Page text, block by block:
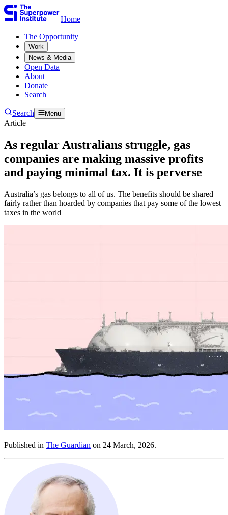
Home
The Opportunity​​​​‌ ‍ ​‍​‍‌‍ ‌ ​‍‌‍‍‌‌‍‌ ‌‍‍‌‌‍ ‍​‍​‍​ ‍‍​‍​‍‌ ​ ‌‍​‌‌‍ ‍‌‍‍‌‌ ‌​‌ ‍‌​‍ ‍‌‍‍‌‌‍ ​‍​‍​‍ ​​‍​‍‌‍‍​‌ ​‍‌‍‌‌‌‍‌‍​‍​‍​ ‍‍​‍​‍‌‍‍​‌ ‌​‌ ‌​‌ ​​​ ‍‍​‍ ​‍ ‌‍ ​‌‍ ‌‍​ ‌‍​‌‌‍ ​‌‍‍​‌‍ ‌ ​ ‌ ‌​​ ‍‍​ ​ ​ ​ ​ ​ ​ ​ ​‍ ‌‍‍‌‌‍ ‍‌ ‌​‌‍‌‌‌‍ ‍‌ ‌​​‍ ‌‍‌‌‌‍‌​‌‍‍‌‌ ‌​​‍ ‌‍ ‌‌‍ ‌‍‌​‌‍‌‌​ ‌‌ ​​‌ ​‍‌‍‌‌‌ ​ ‌‍‌‌‌‍ ‍‌ ‌​‌‍​‌‌ ‌​‌‍‍‌‌‍ ‌‍ ‍​ ‍ ‌‍‍‌‌‍‌​​ ‌​ ​‍​ ‌‍​ ‌‌​ ‌‍​ ​​‌‍‌‌​ ‍​​ ​​​‍ ‌​ ‌ ​ ‌​​ ‌‍​ ‌‌​‍ ‌​ ‌​​ ‍​​ ​ ​ ‍‌​‍ ‌​ ‍​​ ‌‍​ ​‍​ ‍‌​‍ ‌​ ‌‌​ ‌‌​ ‌ ​ ​‍‌‍‌‍​ ‍​​ ​‍​ ‍‌​ ‌‌​ ‍​​ ​​‌‍‌‌​ ‍ ‌ ‌​‌ ‍‌‌ ​​‌‍‌‌​ ‌‌ ​ ‌‍‌‌‌ ‌​‌ ‌​‌‍‍‌‌‍ ‍‌‍‌ ‌ ​ ​ ‍ ‌ ​​‌‍​‌‌ ‌​‌‍‍​​ ‌‌ ​ ‌‍‍‌‌ ‌​‌‍‌‌‌​ ‍‌‍​‌‌ ‌‍‌​‍‌‌ ‌​‌‍‌‌‌‍ ‌‌ ​ ​‍‌‌​ ‌‌‌​​‍‌‌ ‌‍‍ ‌‍‌‌‌ ‍‌​‍‌‌​ ​ ‌​‌​​‍‌‌​ ​ ‌​‌​​‍‌‌​ ​‍​ ​‍‌‍‌‌‌‍​‍‌‍‌‌‌‍​ ‌‍​‍‌‍​‌​ ​​​ ​​​ ​​​ ‌​​ ​​‌‍​ ​‍‌‌​ ​‍​ ​‍​‍‌‌​ ‌‌‌​‌​​‍ ‍‌‍ ​‌‍​‌‌‍​‍‌‍‌‌‌‍ ​​ ‌‍​‍‌‍​‌‌ ​ ‌‍‌‌‌‌‌‌‌ ​‍‌‍ ​​ ‌‌‍‍​‌ ‌​‌ ‌​‌ ​​​‍‌‌​ ​ ‌​​‌​‍‌‌​ ​‍‌​‌‍​‍‌‌​ ​‍‌​‌‍‌‍ ​‌‍ ‌‍​ ‌‍​‌‌‍ ​‌‍‍​‌‍ ‌ ​ ‌ ‌​​‍‌‌​ ​ ‌​​‌​ ​ ​ ​ ​ ​ ​ ​ ​‍‌‍‌‍‍‌‌‍‌​​ ‌​ ​‍​ ‌‍​ ‌‌​ ‌‍​ ​​‌‍‌‌​ ‍​​ ​​​‍ ‌​ ‌ ​ ‌​​ ‌‍​ ‌‌​‍ ‌​ ‌​​ ‍​​ ​ ​ ‍‌​‍ ‌​ ‍​​ ‌‍​ ​‍​ ‍‌​‍ ‌​ ‌‌​ ‌‌​ ‌ ​ ​‍‌‍‌‍​ ‍​​ ​‍​ ‍‌​ ‌‌​ ‍​​ ​​‌‍‌‌​‍‌‍‌ ‌​‌ ‍‌‌ ​​‌‍‌‌​ ‌‌ ​ ‌‍‌‌‌ ‌​‌ ‌​‌‍‍‌‌‍ ‍‌‍‌ ‌ ​ ​‍‌‍‌ ​​‌‍​‌‌ ‌​‌‍‍​​ ‌‌ ​ ‌‍‍‌‌ ‌​‌‍‌‌‌​ ‍‌‍​‌‌ ‌‍‌​‍‌‌ ‌​‌‍‌‌‌‍ ‌‌ ​ ​‍‌‌​ ‌‌‌​​‍‌‌ ‌‍‍ ‌‍‌‌‌ ‍‌​‍‌‌​ ​ ‌​‌​​‍‌‌​ ​ ‌​‌​​‍‌‌​ ​‍​ ​‍‌‍‌‌‌‍​‍‌‍‌‌‌‍​ ‌‍​‍‌‍​‌​ ​​​ ​​​ ​​​ ‌​​ ​​‌‍​ ​‍‌‌​ ​‍​ ​‍​‍‌‌​ ‌‌‌​‌​​‍ ‍‌‍ ​‌‍​‌‌‍​‍‌‍‌‌‌‍ ​​‍‌‍‌ ​​‌‍‌‌‌ ​‍‌ ​ ‌ ​​‌‍‌‌‌‍​ ‌ ‌​‌‍‍‌‌ ‌‍‌‍‌‌​ ‌‌ ​​‌ ‌‌‌‍​‍‌‍ ​‌‍‍‌‌ ​ ‌‍‍​‌‍‌‌‌‍‌​​‍​‍‌ ‌
Work​​​​‌ ‍ ​‍​‍‌‍ ‌ ​‍‌‍‍‌‌‍‌ ‌‍‍‌‌‍ ‍​‍​‍​ ‍‍​‍​‍‌ ​ ‌‍​‌‌‍ ‍‌‍‍‌‌ ‌​‌ ‍‌​‍ ‍‌‍‍‌‌‍ ​‍​‍​‍ ​​‍​‍‌‍‍​‌ ​‍‌‍‌‌‌‍‌‍​‍​‍​ ‍‍​‍​‍‌‍‍​‌ ‌​‌ ‌​‌ ​​​ ‍‍​‍ ​‍ ‌‍ ​‌‍ ‌‍​ ‌‍​‌‌‍ ​‌‍‍​‌‍ ‌ ​ ‌ ‌​​ ‍‍​ ​ ​ ​ ​ ​ ​ ​ ​‍ ‌‍‍‌‌‍ ‍‌ ‌​‌‍‌‌‌‍ ‍‌ ‌​​‍ ‌‍‌‌‌‍‌​‌‍‍‌‌ ‌​​‍ ‌‍ ‌‌‍ ‌‍‌​‌‍‌‌​ ‌‌ ​​‌ ​‍‌‍‌‌‌ ​ ‌‍‌‌‌‍ ‍‌ ‌​‌‍​‌‌ ‌​‌‍‍‌‌‍ ‌‍ ‍​ ‍ ‌‍‍‌‌‍‌​​ ‌​ ​‍​ ‌‍​ ‌‌​ ‌‍​ ​​‌‍‌‌​ ‍​​ ​​​‍ ‌​ ‌ ​ ‌​​ ‌‍​ ‌‌​‍ ‌​ ‌​​ ‍​​ ​ ​ ‍‌​‍ ‌​ ‍​​ ‌‍​ ​‍​ ‍‌​‍ ‌​ ‌‌​ ‌‌​ ‌ ​ ​‍‌‍‌‍​ ‍​​ ​‍​ ‍‌​ ‌‌​ ‍​​ ​​‌‍‌‌​ ‍ ‌ ‌​‌ ‍‌‌ ​​‌‍‌‌​ ‌‌ ​ ‌‍‌‌‌ ‌​‌ ‌​‌‍‍‌‌‍ ‍‌‍‌ ‌ ​ ​ ‍ ‌ ​​‌‍​‌‌ ‌​‌‍‍​​ ‌‌ ​ ‌‍‍‌‌ ‌​‌‍‌‌‌​ ‍‌‍​‌‌ ‌‍‌​‍‌‌ ‌​‌‍‌‌‌‍ ‌‌ ​ ​‍‌‌​ ‌‌‌​​‍‌‌ ‌‍‍ ‌‍‌‌‌ ‍‌​‍‌‌​ ​ ‌​‌​​‍‌‌​ ​ ‌​‌​​‍‌‌​ ​‍​ ​‍​ ‌‌​ ​​‌‍‌‍‌‍​‌‌‍‌​​ ‌‌​ ‌ ‌‍‌‍​ ‌ ‌‍​‌‌‍‌‌​ ​‍​ ‌ ​ ‌​‌‍‌‌​ ‍‌‌‍​ ​ ​​‌‍‌​​ ‍‌​ ​ ​ ‌‌​ ‌‌​ ​‍​ ‌ ​ ‌ ​ ‌‌‌‍‌​‌‍​‌​ ‍‌​ ​​​ ‌ ​‍‌‌​ ​‍​ ​‍​‍‌‌​ ‌‌‌​‌​​‍ ‍‌‍ ​‌‍​‌‌‍​‍‌‍‌‌‌‍ ​​ ‌‍​‍‌‍​‌‌ ​ ‌‍‌‌‌‌‌‌‌ ​‍‌‍ ​​ ‌‌‍‍​‌ ‌​‌ ‌​‌ ​​​‍‌‌​ ​ ‌​​‌​‍‌‌​ ​‍‌​‌‍​‍‌‌​ ​‍‌​‌‍‌‍ ​‌‍ ‌‍​ ‌‍​‌‌‍ ​‌‍‍​‌‍ ‌ ​ ‌ ‌​​‍‌‌​ ​ ‌​​‌​ ​ ​ ​ ​ ​ ​ ​ ​‍‌‍‌‍‍‌‌‍‌​​ ‌​ ​‍​ ‌‍​ ‌‌​ ‌‍​ ​​‌‍‌‌​ ‍​​ ​​​‍ ‌​ ‌ ​ ‌​​ ‌‍​ ‌‌​‍ ‌​ ‌​​ ‍​​ ​ ​ ‍‌​‍ ‌​ ‍​​ ‌‍​ ​‍​ ‍‌​‍ ‌​ ‌‌​ ‌‌​ ‌ ​ ​‍‌‍‌‍​ ‍​​ ​‍​ ‍‌​ ‌‌​ ‍​​ ​​‌‍‌‌​‍‌‍‌ ‌​‌ ‍‌‌ ​​‌‍‌‌​ ‌‌ ​ ‌‍‌‌‌ ‌​‌ ‌​‌‍‍‌‌‍ ‍‌‍‌ ‌ ​ ​‍‌‍‌ ​​‌‍​‌‌ ‌​‌‍‍​​ ‌‌ ​ ‌‍‍‌‌ ‌​‌‍‌‌‌​ ‍‌‍​‌‌ ‌‍‌​‍‌‌ ‌​‌‍‌‌‌‍ ‌‌ ​ ​‍‌‌​ ‌‌‌​​‍‌‌ ‌‍‍ ‌‍‌‌‌ ‍‌​‍‌‌​ ​ ‌​‌​​‍‌‌​ ​ ‌​‌​​‍‌‌​ ​‍​ ​‍​ ‌‌​ ​​‌‍‌‍‌‍​‌‌‍‌​​ ‌‌​ ‌ ‌‍‌‍​ ‌ ‌‍​‌‌‍‌‌​ ​‍​ ‌ ​ ‌​‌‍‌‌​ ‍‌‌‍​ ​ ​​‌‍‌​​ ‍‌​ ​ ​ ‌‌​ ‌‌​ ​‍​ ‌ ​ ‌ ​ ‌‌‌‍‌​‌‍​‌​ ‍‌​ ​​​ ‌ ​‍‌‌​ ​‍​ ​‍​‍‌‌​ ‌‌‌​‌​​‍ ‍‌‍ ​‌‍​‌‌‍​‍‌‍‌‌‌‍ ​​‍‌‍‌ ​​‌‍‌‌‌ ​‍‌ ​ ‌ ​​‌‍‌‌‌‍​ ‌ ‌​‌‍‍‌‌ ‌‍‌‍‌‌​ ‌‌ ​​‌ ‌‌‌‍​‍‌‍ ​‌‍‍‌‌ ​ ‌‍‍​‌‍‌‌‌‍‌​​‍​‍‌ ‌
News & Media​​​​‌ ‍ ​‍​‍‌‍ ‌ ​‍‌‍‍‌‌‍‌ ‌‍‍‌‌‍ ‍​‍​‍​ ‍‍​‍​‍‌ ​ ‌‍​‌‌‍ ‍‌‍‍‌‌ ‌​‌ ‍‌​‍ ‍‌‍‍‌‌‍ ​‍​‍​‍ ​​‍​‍‌‍‍​‌ ​‍‌‍‌‌‌‍‌‍​‍​‍​ ‍‍​‍​‍‌‍‍​‌ ‌​‌ ‌​‌ ​​​ ‍‍​‍ ​‍ ‌‍ ​‌‍ ‌‍​ ‌‍​‌‌‍ ​‌‍‍​‌‍ ‌ ​ ‌ ‌​​ ‍‍​ ​ ​ ​ ​ ​ ​ ​ ​‍ ‌‍‍‌‌‍ ‍‌ ‌​‌‍‌‌‌‍ ‍‌ ‌​​‍ ‌‍‌‌‌‍‌​‌‍‍‌‌ ‌​​‍ ‌‍ ‌‌‍ ‌‍‌​‌‍‌‌​ ‌‌ ​​‌ ​‍‌‍‌‌‌ ​ ‌‍‌‌‌‍ ‍‌ ‌​‌‍​‌‌ ‌​‌‍‍‌‌‍ ‌‍ ‍​ ‍ ‌‍‍‌‌‍‌​​ ‌​ ​‍​ ‌‍​ ‌‌​ ‌‍​ ​​‌‍‌‌​ ‍​​ ​​​‍ ‌​ ‌ ​ ‌​​ ‌‍​ ‌‌​‍ ‌​ ‌​​ ‍​​ ​ ​ ‍‌​‍ ‌​ ‍​​ ‌‍​ ​‍​ ‍‌​‍ ‌​ ‌‌​ ‌‌​ ‌ ​ ​‍‌‍‌‍​ ‍​​ ​‍​ ‍‌​ ‌‌​ ‍​​ ​​‌‍‌‌​ ‍ ‌ ‌​‌ ‍‌‌ ​​‌‍‌‌​ ‌‌ ​ ‌‍‌‌‌ ‌​‌ ‌​‌‍‍‌‌‍ ‍‌‍‌ ‌ ​ ​ ‍ ‌ ​​‌‍​‌‌ ‌​‌‍‍​​ ‌‌ ​ ‌‍‍‌‌ ‌​‌‍‌‌‌​ ‍‌‍​‌‌ ‌‍‌​‍‌‌ ‌​‌‍‌‌‌‍ ‌‌ ​ ​‍‌‌​ ‌‌‌​​‍‌‌ ‌‍‍ ‌‍‌‌‌ ‍‌​‍‌‌​ ​ ‌​‌​​‍‌‌​ ​ ‌​‌​​‍‌‌​ ​‍​ ​‍​ ​​​ ​ ​ ‌‌​ ‍‌​ ‌‍‌‍‌‌‌‍‌​‌‍‌‌​ ‍​​ ​​​ ‌ ​ ‌‌​‍‌‌​ ​‍​ ​‍​‍‌‌​ ‌‌‌​‌​​‍ ‍‌‍ ​‌‍​‌‌‍​‍‌‍‌‌‌‍ ​​ ‌‍​‍‌‍​‌‌ ​ ‌‍‌‌‌‌‌‌‌ ​‍‌‍ ​​ ‌‌‍‍​‌ ‌​‌ ‌​‌ ​​​‍‌‌​ ​ ‌​​‌​‍‌‌​ ​‍‌​‌‍​‍‌‌​ ​‍‌​‌‍‌‍ ​‌‍ ‌‍​ ‌‍​‌‌‍ ​‌‍‍​‌‍ ‌ ​ ‌ ‌​​‍‌‌​ ​ ‌​​‌​ ​ ​ ​ ​ ​ ​ ​ ​‍‌‍‌‍‍‌‌‍‌​​ ‌​ ​‍​ ‌‍​ ‌‌​ ‌‍​ ​​‌‍‌‌​ ‍​​ ​​​‍ ‌​ ‌ ​ ‌​​ ‌‍​ ‌‌​‍ ‌​ ‌​​ ‍​​ ​ ​ ‍‌​‍ ‌​ ‍​​ ‌‍​ ​‍​ ‍‌​‍ ‌​ ‌‌​ ‌‌​ ‌ ​ ​‍‌‍‌‍​ ‍​​ ​‍​ ‍‌​ ‌‌​ ‍​​ ​​‌‍‌‌​‍‌‍‌ ‌​‌ ‍‌‌ ​​‌‍‌‌​ ‌‌ ​ ‌‍‌‌‌ ‌​‌ ‌​‌‍‍‌‌‍ ‍‌‍‌ ‌ ​ ​‍‌‍‌ ​​‌‍​‌‌ ‌​‌‍‍​​ ‌‌ ​ ‌‍‍‌‌ ‌​‌‍‌‌‌​ ‍‌‍​‌‌ ‌‍‌​‍‌‌ ‌​‌‍‌‌‌‍ ‌‌ ​ ​‍‌‌​ ‌‌‌​​‍‌‌ ‌‍‍ ‌‍‌‌‌ ‍‌​‍‌‌​ ​ ‌​‌​​‍‌‌​ ​ ‌​‌​​‍‌‌​ ​‍​ ​‍​ ​​​ ​ ​ ‌‌​ ‍‌​ ‌‍‌‍‌‌‌‍‌​‌‍‌‌​ ‍​​ ​​​ ‌ ​ ‌‌​‍‌‌​ ​‍​ ​‍​‍‌‌​ ‌‌‌​‌​​‍ ‍‌‍ ​‌‍​‌‌‍​‍‌‍‌‌‌‍ ​​‍‌‍‌ ​​‌‍‌‌‌ ​‍‌ ​ ‌ ​​‌‍‌‌‌‍​ ‌ ‌​‌‍‍‌‌ ‌‍‌‍‌‌​ ‌‌ ​​‌ ‌‌‌‍​‍‌‍ ​‌‍‍‌‌ ​ ‌‍‍​‌‍‌‌‌‍‌​​‍​‍‌ ‌
Open Data​​​​‌ ‍ ​‍​‍‌‍ ‌ ​‍‌‍‍‌‌‍‌ ‌‍‍‌‌‍ ‍​‍​‍​ ‍‍​‍​‍‌ ​ ‌‍​‌‌‍ ‍‌‍‍‌‌ ‌​‌ ‍‌​‍ ‍‌‍‍‌‌‍ ​‍​‍​‍ ​​‍​‍‌‍‍​‌ ​‍‌‍‌‌‌‍‌‍​‍​‍​ ‍‍​‍​‍‌‍‍​‌ ‌​‌ ‌​‌ ​​​ ‍‍​‍ ​‍ ‌‍ ​‌‍ ‌‍​ ‌‍​‌‌‍ ​‌‍‍​‌‍ ‌ ​ ‌ ‌​​ ‍‍​ ​ ​ ​ ​ ​ ​ ​ ​‍ ‌‍‍‌‌‍ ‍‌ ‌​‌‍‌‌‌‍ ‍‌ ‌​​‍ ‌‍‌‌‌‍‌​‌‍‍‌‌ ‌​​‍ ‌‍ ‌‌‍ ‌‍‌​‌‍‌‌​ ‌‌ ​​‌ ​‍‌‍‌‌‌ ​ ‌‍‌‌‌‍ ‍‌ ‌​‌‍​‌‌ ‌​‌‍‍‌‌‍ ‌‍ ‍​ ‍ ‌‍‍‌‌‍‌​​ ‌​ ​‍​ ‌‍​ ‌‌​ ‌‍​ ​​‌‍‌‌​ ‍​​ ​​​‍ ‌​ ‌ ​ ‌​​ ‌‍​ ‌‌​‍ ‌​ ‌​​ ‍​​ ​ ​ ‍‌​‍ ‌​ ‍​​ ‌‍​ ​‍​ ‍‌​‍ ‌​ ‌‌​ ‌‌​ ‌ ​ ​‍‌‍‌‍​ ‍​​ ​‍​ ‍‌​ ‌‌​ ‍​​ ​​‌‍‌‌​ ‍ ‌ ‌​‌ ‍‌‌ ​​‌‍‌‌​ ‌‌ ​ ‌‍‌‌‌ ‌​‌ ‌​‌‍‍‌‌‍ ‍‌‍‌ ‌ ​ ​ ‍ ‌ ​​‌‍​‌‌ ‌​‌‍‍​​ ‌‌ ​ ‌‍‍‌‌ ‌​‌‍‌‌‌​ ‍‌‍​‌‌ ‌‍‌​‍‌‌ ‌​‌‍‌‌‌‍ ‌‌ ​ ​‍‌‌​ ‌‌‌​​‍‌‌ ‌‍‍ ‌‍‌‌‌ ‍‌​‍‌‌​ ​ ‌​‌​​‍‌‌​ ​ ‌​‌​​‍‌‌​ ​‍​ ​‍​ ‍​‌‍‌‍‌‍‌​​ ​ ​ ‍​‌‍​‍‌‍‌‌‌‍​ ​ ​‍‌‍​‍​ ‍‌​ ​ ​‍‌‌​ ​‍​ ​‍​‍‌‌​ ‌‌‌​‌​​‍ ‍‌‍ ​‌‍​‌‌‍​‍‌‍‌‌‌‍ ​​ ‌‍​‍‌‍​‌‌ ​ ‌‍‌‌‌‌‌‌‌ ​‍‌‍ ​​ ‌‌‍‍​‌ ‌​‌ ‌​‌ ​​​‍‌‌​ ​ ‌​​‌​‍‌‌​ ​‍‌​‌‍​‍‌‌​ ​‍‌​‌‍‌‍ ​‌‍ ‌‍​ ‌‍​‌‌‍ ​‌‍‍​‌‍ ‌ ​ ‌ ‌​​‍‌‌​ ​ ‌​​‌​ ​ ​ ​ ​ ​ ​ ​ ​‍‌‍‌‍‍‌‌‍‌​​ ‌​ ​‍​ ‌‍​ ‌‌​ ‌‍​ ​​‌‍‌‌​ ‍​​ ​​​‍ ‌​ ‌ ​ ‌​​ ‌‍​ ‌‌​‍ ‌​ ‌​​ ‍​​ ​ ​ ‍‌​‍ ‌​ ‍​​ ‌‍​ ​‍​ ‍‌​‍ ‌​ ‌‌​ ‌‌​ ‌ ​ ​‍‌‍‌‍​ ‍​​ ​‍​ ‍‌​ ‌‌​ ‍​​ ​​‌‍‌‌​‍‌‍‌ ‌​‌ ‍‌‌ ​​‌‍‌‌​ ‌‌ ​ ‌‍‌‌‌ ‌​‌ ‌​‌‍‍‌‌‍ ‍‌‍‌ ‌ ​ ​‍‌‍‌ ​​‌‍​‌‌ ‌​‌‍‍​​ ‌‌ ​ ‌‍‍‌‌ ‌​‌‍‌‌‌​ ‍‌‍​‌‌ ‌‍‌​‍‌‌ ‌​‌‍‌‌‌‍ ‌‌ ​ ​‍‌‌​ ‌‌‌​​‍‌‌ ‌‍‍ ‌‍‌‌‌ ‍‌​‍‌‌​ ​ ‌​‌​​‍‌‌​ ​ ‌​‌​​‍‌‌​ ​‍​ ​‍​ ‍​‌‍‌‍‌‍‌​​ ​ ​ ‍​‌‍​‍‌‍‌‌‌‍​ ​ ​‍‌‍​‍​ ‍‌​ ​ ​‍‌‌​ ​‍​ ​‍​‍‌‌​ ‌‌‌​‌​​‍ ‍‌‍ ​‌‍​‌‌‍​‍‌‍‌‌‌‍ ​​‍‌‍‌ ​​‌‍‌‌‌ ​‍‌ ​ ‌ ​​‌‍‌‌‌‍​ ‌ ‌​‌‍‍‌‌ ‌‍‌‍‌‌​ ‌‌ ​​‌ ‌‌‌‍​‍‌‍ ​‌‍‍‌‌ ​ ‌‍‍​‌‍‌‌‌‍‌​​‍​‍‌ ‌
About​​​​‌ ‍ ​‍​‍‌‍ ‌ ​‍‌‍‍‌‌‍‌ ‌‍‍‌‌‍ ‍​‍​‍​ ‍‍​‍​‍‌ ​ ‌‍​‌‌‍ ‍‌‍‍‌‌ ‌​‌ ‍‌​‍ ‍‌‍‍‌‌‍ ​‍​‍​‍ ​​‍​‍‌‍‍​‌ ​‍‌‍‌‌‌‍‌‍​‍​‍​ ‍‍​‍​‍‌‍‍​‌ ‌​‌ ‌​‌ ​​​ ‍‍​‍ ​‍ ‌‍ ​‌‍ ‌‍​ ‌‍​‌‌‍ ​‌‍‍​‌‍ ‌ ​ ‌ ‌​​ ‍‍​ ​ ​ ​ ​ ​ ​ ​ ​‍ ‌‍‍‌‌‍ ‍‌ ‌​‌‍‌‌‌‍ ‍‌ ‌​​‍ ‌‍‌‌‌‍‌​‌‍‍‌‌ ‌​​‍ ‌‍ ‌‌‍ ‌‍‌​‌‍‌‌​ ‌‌ ​​‌ ​‍‌‍‌‌‌ ​ ‌‍‌‌‌‍ ‍‌ ‌​‌‍​‌‌ ‌​‌‍‍‌‌‍ ‌‍ ‍​ ‍ ‌‍‍‌‌‍‌​​ ‌​ ​‍​ ‌‍​ ‌‌​ ‌‍​ ​​‌‍‌‌​ ‍​​ ​​​‍ ‌​ ‌ ​ ‌​​ ‌‍​ ‌‌​‍ ‌​ ‌​​ ‍​​ ​ ​ ‍‌​‍ ‌​ ‍​​ ‌‍​ ​‍​ ‍‌​‍ ‌​ ‌‌​ ‌‌​ ‌ ​ ​‍‌‍‌‍​ ‍​​ ​‍​ ‍‌​ ‌‌​ ‍​​ ​​‌‍‌‌​ ‍ ‌ ‌​‌ ‍‌‌ ​​‌‍‌‌​ ‌‌ ​ ‌‍‌‌‌ ‌​‌ ‌​‌‍‍‌‌‍ ‍‌‍‌ ‌ ​ ​ ‍ ‌ ​​‌‍​‌‌ ‌​‌‍‍​​ ‌‌ ​ ‌‍‍‌‌ ‌​‌‍‌‌‌​ ‍‌‍​‌‌ ‌‍‌​‍‌‌ ‌​‌‍‌‌‌‍ ‌‌ ​ ​‍‌‌​ ‌‌‌​​‍‌‌ ‌‍‍ ‌‍‌‌‌ ‍‌​‍‌‌​ ​ ‌​‌​​‍‌‌​ ​ ‌​‌​​‍‌‌​ ​‍​ ​‍​ ‌‍​ ​ ‌‍‌‌‌‍​‌‌‍​‍‌‍‌​‌‍‌‌​ ​​​ ‌‍​ ‌ ​ ‌ ​ ‌‌​‍‌‌​ ​‍​ ​‍​‍‌‌​ ‌‌‌​‌​​‍ ‍‌‍ ​‌‍​‌‌‍​‍‌‍‌‌‌‍ ​​ ‌‍​‍‌‍​‌‌ ​ ‌‍‌‌‌‌‌‌‌ ​‍‌‍ ​​ ‌‌‍‍​‌ ‌​‌ ‌​‌ ​​​‍‌‌​ ​ ‌​​‌​‍‌‌​ ​‍‌​‌‍​‍‌‌​ ​‍‌​‌‍‌‍ ​‌‍ ‌‍​ ‌‍​‌‌‍ ​‌‍‍​‌‍ ‌ ​ ‌ ‌​​‍‌‌​ ​ ‌​​‌​ ​ ​ ​ ​ ​ ​ ​ ​‍‌‍‌‍‍‌‌‍‌​​ ‌​ ​‍​ ‌‍​ ‌‌​ ‌‍​ ​​‌‍‌‌​ ‍​​ ​​​‍ ‌​ ‌ ​ ‌​​ ‌‍​ ‌‌​‍ ‌​ ‌​​ ‍​​ ​ ​ ‍‌​‍ ‌​ ‍​​ ‌‍​ ​‍​ ‍‌​‍ ‌​ ‌‌​ ‌‌​ ‌ ​ ​‍‌‍‌‍​ ‍​​ ​‍​ ‍‌​ ‌‌​ ‍​​ ​​‌‍‌‌​‍‌‍‌ ‌​‌ ‍‌‌ ​​‌‍‌‌​ ‌‌ ​ ‌‍‌‌‌ ‌​‌ ‌​‌‍‍‌‌‍ ‍‌‍‌ ‌ ​ ​‍‌‍‌ ​​‌‍​‌‌ ‌​‌‍‍​​ ‌‌ ​ ‌‍‍‌‌ ‌​‌‍‌‌‌​ ‍‌‍​‌‌ ‌‍‌​‍‌‌ ‌​‌‍‌‌‌‍ ‌‌ ​ ​‍‌‌​ ‌‌‌​​‍‌‌ ‌‍‍ ‌‍‌‌‌ ‍‌​‍‌‌​ ​ ‌​‌​​‍‌‌​ ​ ‌​‌​​‍‌‌​ ​‍​ ​‍​ ‌‍​ ​ ‌‍‌‌‌‍​‌‌‍​‍‌‍‌​‌‍‌‌​ ​​​ ‌‍​ ‌ ​ ‌ ​ ‌‌​‍‌‌​ ​‍​ ​‍​‍‌‌​ ‌‌‌​‌​​‍ ‍‌‍ ​‌‍​‌‌‍​‍‌‍‌‌‌‍ ​​‍‌‍‌ ​​‌‍‌‌‌ ​‍‌ ​ ‌ ​​‌‍‌‌‌‍​ ‌ ‌​‌‍‍‌‌ ‌‍‌‍‌‌​ ‌‌ ​​‌ ‌‌‌‍​‍‌‍ ​‌‍‍‌‌ ​ ‌‍‍​‌‍‌‌‌‍‌​​‍​‍‌ ‌
Donate​​​​‌ ‍ ​‍​‍‌‍ ‌ ​‍‌‍‍‌‌‍‌ ‌‍‍‌‌‍ ‍​‍​‍​ ‍‍​‍​‍‌ ​ ‌‍​‌‌‍ ‍‌‍‍‌‌ ‌​‌ ‍‌​‍ ‍‌‍‍‌‌‍ ​‍​‍​‍ ​​‍​‍‌‍‍​‌ ​‍‌‍‌‌‌‍‌‍​‍​‍​ ‍‍​‍​‍‌‍‍​‌ ‌​‌ ‌​‌ ​​​ ‍‍​‍ ​‍ ‌‍ ​‌‍ ‌‍​ ‌‍​‌‌‍ ​‌‍‍​‌‍ ‌ ​ ‌ ‌​​ ‍‍​ ​ ​ ​ ​ ​ ​ ​ ​‍ ‌‍‍‌‌‍ ‍‌ ‌​‌‍‌‌‌‍ ‍‌ ‌​​‍ ‌‍‌‌‌‍‌​‌‍‍‌‌ ‌​​‍ ‌‍ ‌‌‍ ‌‍‌​‌‍‌‌​ ‌‌ ​​‌ ​‍‌‍‌‌‌ ​ ‌‍‌‌‌‍ ‍‌ ‌​‌‍​‌‌ ‌​‌‍‍‌‌‍ ‌‍ ‍​ ‍ ‌‍‍‌‌‍‌​​ ‌​ ​‍​ ‌‍​ ‌‌​ ‌‍​ ​​‌‍‌‌​ ‍​​ ​​​‍ ‌​ ‌ ​ ‌​​ ‌‍​ ‌‌​‍ ‌​ ‌​​ ‍​​ ​ ​ ‍‌​‍ ‌​ ‍​​ ‌‍​ ​‍​ ‍‌​‍ ‌​ ‌‌​ ‌‌​ ‌ ​ ​‍‌‍‌‍​ ‍​​ ​‍​ ‍‌​ ‌‌​ ‍​​ ​​‌‍‌‌​ ‍ ‌ ‌​‌ ‍‌‌ ​​‌‍‌‌​ ‌‌ ​ ‌‍‌‌‌ ‌​‌ ‌​‌‍‍‌‌‍ ‍‌‍‌ ‌ ​ ​ ‍ ‌ ​​‌‍​‌‌ ‌​‌‍‍​​ ‌‌ ​ ‌‍‍‌‌ ‌​‌‍‌‌‌​ ‍‌‍​‌‌ ‌‍‌​‍‌‌ ‌​‌‍‌‌‌‍ ‌‌ ​ ​‍‌‌​ ‌‌‌​​‍‌‌ ‌‍‍ ‌‍‌‌‌ ‍‌​‍‌‌​ ​ ‌​‌​​‍‌‌​ ​ ‌​‌​​‍‌‌​ ​‍​ ​‍​ ‌​​ ‍‌​ ‌‍​ ​ ​ ‍​‌‍​ ​ ‌‌​ ​‍‌‍‌‌​ ​‍​ ‌‌‌‍‌‌​‍‌‌​ ​‍​ ​‍​‍‌‌​ ‌‌‌​‌​​‍ ‍‌‍ ​‌‍​‌‌‍​‍‌‍‌‌‌‍ ​​ ‌‍​‍‌‍​‌‌ ​ ‌‍‌‌‌‌‌‌‌ ​‍‌‍ ​​ ‌‌‍‍​‌ ‌​‌ ‌​‌ ​​​‍‌‌​ ​ ‌​​‌​‍‌‌​ ​‍‌​‌‍​‍‌‌​ ​‍‌​‌‍‌‍ ​‌‍ ‌‍​ ‌‍​‌‌‍ ​‌‍‍​‌‍ ‌ ​ ‌ ‌​​‍‌‌​ ​ ‌​​‌​ ​ ​ ​ ​ ​ ​ ​ ​‍‌‍‌‍‍‌‌‍‌​​ ‌​ ​‍​ ‌‍​ ‌‌​ ‌‍​ ​​‌‍‌‌​ ‍​​ ​​​‍ ‌​ ‌ ​ ‌​​ ‌‍​ ‌‌​‍ ‌​ ‌​​ ‍​​ ​ ​ ‍‌​‍ ‌​ ‍​​ ‌‍​ ​‍​ ‍‌​‍ ‌​ ‌‌​ ‌‌​ ‌ ​ ​‍‌‍‌‍​ ‍​​ ​‍​ ‍‌​ ‌‌​ ‍​​ ​​‌‍‌‌​‍‌‍‌ ‌​‌ ‍‌‌ ​​‌‍‌‌​ ‌‌ ​ ‌‍‌‌‌ ‌​‌ ‌​‌‍‍‌‌‍ ‍‌‍‌ ‌ ​ ​‍‌‍‌ ​​‌‍​‌‌ ‌​‌‍‍​​ ‌‌ ​ ‌‍‍‌‌ ‌​‌‍‌‌‌​ ‍‌‍​‌‌ ‌‍‌​‍‌‌ ‌​‌‍‌‌‌‍ ‌‌ ​ ​‍‌‌​ ‌‌‌​​‍‌‌ ‌‍‍ ‌‍‌‌‌ ‍‌​‍‌‌​ ​ ‌​‌​​‍‌‌​ ​ ‌​‌​​‍‌‌​ ​‍​ ​‍​ ‌​​ ‍‌​ ‌‍​ ​ ​ ‍​‌‍​ ​ ‌‌​ ​‍‌‍‌‌​ ​‍​ ‌‌‌‍‌‌​‍‌‌​ ​‍​ ​‍​‍‌‌​ ‌‌‌​‌​​‍ ‍‌‍ ​‌‍​‌‌‍​‍‌‍‌‌‌‍ ​​‍‌‍‌ ​​‌‍‌‌‌ ​‍‌ ​ ‌ ​​‌‍‌‌‌‍​ ‌ ‌​‌‍‍‌‌ ‌‍‌‍‌‌​ ‌‌ ​​‌ ‌‌‌‍​‍‌‍ ​‌‍‍‌‌ ​ ‌‍‍​‌‍‌‌‌‍‌​​‍​‍‌ ‌
Search
Search Menu
Article
As regular Australians struggle, gas
companies are making massive profits
and paying minimal tax. It is perverse​​​​‌ ‍ ​‍​‍‌‍ ‌ ​‍‌‍‍‌‌‍‌ ‌‍‍‌‌‍ ‍​‍​‍​ ‍‍​‍​‍‌ ​ ‌‍​‌‌‍ ‍‌‍‍‌‌ ‌​‌ ‍‌​‍ ‍‌‍‍‌‌‍ ​‍​‍​‍ ​​‍​‍‌‍‍​‌ ​‍‌‍‌‌‌‍‌‍​‍​‍​ ‍‍​‍​‍‌‍‍​‌ ‌​‌ ‌​‌ ​​​ ‍‍​‍ ​‍ ‌‍ ​‌‍ ‌‍​ ‌‍​‌‌‍ ​‌‍‍​‌‍ ‌ ​ ‌ ‌​​ ‍‍​ ​ ​ ​ ​ ​ ​ ​ ​‍ ‌‍‍‌‌‍ ‍‌ ‌​‌‍‌‌‌‍ ‍‌ ‌​​‍ ‌‍‌‌‌‍‌​‌‍‍‌‌ ‌​​‍ ‌‍ ‌‌‍ ‌‍‌​‌‍‌‌​ ‌‌ ​​‌ ​‍‌‍‌‌‌ ​ ‌‍‌‌‌‍ ‍‌ ‌​‌‍​‌‌ ‌​‌‍‍‌‌‍ ‌‍ ‍​ ‍ ‌‍‍‌‌‍‌​​ ‌​ ​​​ ​‍‌‍​ ​ ‌ ‌‍‌​​ ‌‍‌‍​ ​ ‍‌​‍ ‌​ ‌​‌‍‌‍​ ​​​ ‌‌​‍ ‌​ ‌​​ ​‌​ ‌‍​ ‌ ​‍ ‌‌‍​‍‌‍​‍​ ‌‌​ ‌‍​‍ ‌‌‍​‍​ ​‍​ ​‌‌‍‌‍‌‍​‌‌‍​ ​ ‌‍‌‍‌‍‌‍​‍​ ​‍​ ‌‍​ ​​​ ‍ ‌ ‌​‌ ‍‌‌ ​​‌‍‌‌​ ‌‌‍ ‍‌‍‌‌‌ ‌ ‌ ​ ​ ‍ ‌ ​​‌‍​‌‌ ‌​‌‍‍​​ ‌‌ ‌​‌‍‍‌‌ ‌​‌‍ ​‌‍‌‌​ ‌‍​‍‌‍​‌‌ ​ ‌‍‌‌‌‌‌‌‌ ​‍‌‍ ​​ ‌‌‍‍​‌ ‌​‌ ‌​‌ ​​​‍‌‌​ ​ ‌​​‌​‍‌‌​ ​‍‌​‌‍​‍‌‌​ ​‍‌​‌‍‌‍ ​‌‍ ‌‍​ ‌‍​‌‌‍ ​‌‍‍​‌‍ ‌ ​ ‌ ‌​​‍‌‌​ ​ ‌​​‌​ ​ ​ ​ ​ ​ ​ ​ ​‍‌‍‌‍‍‌‌‍‌​​ ‌​ ​​​ ​‍‌‍​ ​ ‌ ‌‍‌​​ ‌‍‌‍​ ​ ‍‌​‍ ‌​ ‌​‌‍‌‍​ ​​​ ‌‌​‍ ‌​ ‌​​ ​‌​ ‌‍​ ‌ ​‍ ‌‌‍​‍‌‍​‍​ ‌‌​ ‌‍​‍ ‌‌‍​‍​ ​‍​ ​‌‌‍‌‍‌‍​‌‌‍​ ​ ‌‍‌‍‌‍‌‍​‍​ ​‍​ ‌‍​ ​​​‍‌‍‌ ‌​‌ ‍‌‌ ​​‌‍‌‌​ ‌‌‍ ‍‌‍‌‌‌ ‌ ‌ ​ ​‍‌‍‌ ​​‌‍​‌‌ ‌​‌‍‍​​ ‌‌ ‌​‌‍‍‌‌ ‌​‌‍ ​‌‍‌‌​‍‌‍‌ ​​‌‍‌‌‌ ​‍‌ ​ ‌ ​​‌‍‌‌‌‍​ ‌ ‌​‌‍‍‌‌ ‌‍‌‍‌‌​ ‌‌ ​​‌ ‌‌‌‍​‍‌‍ ​‌‍‍‌‌ ​ ‌‍‍​‌‍‌‌‌‍‌​​‍​‍‌ ‌
Australia’s gas belongs to all of us. The benefits should be shared
fairly rather than hoarded by companies that pay some of the lowest
taxes in the world​​​​‌ ‍ ​‍​‍‌‍ ‌ ​‍‌‍‍‌‌‍‌ ‌‍‍‌‌‍ ‍​‍​‍​ ‍‍​‍​‍‌ ​ ‌‍​‌‌‍ ‍‌‍‍‌‌ ‌​‌ ‍‌​‍ ‍‌‍‍‌‌‍ ​‍​‍​‍ ​​‍​‍‌‍‍​‌ ​‍‌‍‌‌‌‍‌‍​‍​‍​ ‍‍​‍​‍‌‍‍​‌ ‌​‌ ‌​‌ ​​​ ‍‍​‍ ​‍ ‌‍ ​‌‍ ‌‍​ ‌‍​‌‌‍ ​‌‍‍​‌‍ ‌ ​ ‌ ‌​​ ‍‍​ ​ ​ ​ ​ ​ ​ ​ ​‍ ‌‍‍‌‌‍ ‍‌ ‌​‌‍‌‌‌‍ ‍‌ ‌​​‍ ‌‍‌‌‌‍‌​‌‍‍‌‌ ‌​​‍ ‌‍ ‌‌‍ ‌‍‌​‌‍‌‌​ ‌‌ ​​‌ ​‍‌‍‌‌‌ ​ ‌‍‌‌‌‍ ‍‌ ‌​‌‍​‌‌ ‌​‌‍‍‌‌‍ ‌‍ ‍​ ‍ ‌‍‍‌‌‍‌​​ ‌​ ​​​ ​‍‌‍​ ​ ‌ ‌‍‌​​ ‌‍‌‍​ ​ ‍‌​‍ ‌​ ‌​‌‍‌‍​ ​​​ ‌‌​‍ ‌​ ‌​​ ​‌​ ‌‍​ ‌ ​‍ ‌‌‍​‍‌‍​‍​ ‌‌​ ‌‍​‍ ‌‌‍​‍​ ​‍​ ​‌‌‍‌‍‌‍​‌‌‍​ ​ ‌‍‌‍‌‍‌‍​‍​ ​‍​ ‌‍​ ​​​ ‍ ‌ ‌​‌ ‍‌‌ ​​‌‍‌‌​ ‌‌‍ ‍‌‍‌‌‌ ‌ ‌ ​ ​ ‍ ‌ ​​‌‍​‌‌ ‌​‌‍‍​​ ‌‌‍‌​‌‍‌‌‌ ​ ‌‍​ ‌ ​‍‌‍‍‌‌ ​​‌ ‌​‌‍‍‌‌‍ ‌‍ ‍​‍‌‌​ ‌‌‌​​‍‌‌ ‌‍‍ ‌‍‌‌‌ ‍‌​‍‌‌​ ​ ‌​‌​​‍‌‌​ ​ ‌​‌​​‍‌‌​ ​‍​ ​‍​ ​‌​ ‌‌‌‍​‌​ ‍‌​ ‌ ‌‍‌​​ ‍​​ ​‌​ ‍​​ ‍​​ ​​‌‍‌‌​‍‌‌​ ​‍​ ​‍​‍‌‌​ ‌‌‌​‌​​‍ ‍‌‍​ ‌‍‍​‌‍‍‌‌‍ ​‌‍‌​‌ ​‍‌‍‌‌‌‍ ‍​‍‌‌​ ‌‌‌​​‍‌‌ ‌‍‍ ‌‍‌‌‌ ‍‌​‍‌‌​ ​ ‌​‌​​‍‌‌​ ​ ‌​‌​​‍‌‌​ ​‍​ ​‍‌‍‌​‌‍‌‌‌‍‌‍​ ​ ​ ‌‌‌‍‌‌​ ​ ‌‍‌‍​ ​‌​ ​‌​ ‌‌​ ‍​​‍‌‌​ ​‍​ ​‍​‍‌‌​ ‌‌‌​‌​​‍ ‍‌ ‌​‌‍‌‌‌ ‍​‌ ‌​​ ‌‍​‍‌‍​‌‌ ​ ‌‍‌‌‌‌‌‌‌ ​‍‌‍ ​​ ‌‌‍‍​‌ ‌​‌ ‌​‌ ​​​‍‌‌​ ​ ‌​​‌​‍‌‌​ ​‍‌​‌‍​‍‌‌​ ​‍‌​‌‍‌‍ ​‌‍ ‌‍​ ‌‍​‌‌‍ ​‌‍‍​‌‍ ‌ ​ ‌ ‌​​‍‌‌​ ​ ‌​​‌​ ​ ​ ​ ​ ​ ​ ​ ​‍‌‍‌‍‍‌‌‍‌​​ ‌​ ​​​ ​‍‌‍​ ​ ‌ ‌‍‌​​ ‌‍‌‍​ ​ ‍‌​‍ ‌​ ‌​‌‍‌‍​ ​​​ ‌‌​‍ ‌​ ‌​​ ​‌​ ‌‍​ ‌ ​‍ ‌‌‍​‍‌‍​‍​ ‌‌​ ‌‍​‍ ‌‌‍​‍​ ​‍​ ​‌‌‍‌‍‌‍​‌‌‍​ ​ ‌‍‌‍‌‍‌‍​‍​ ​‍​ ‌‍​ ​​​‍‌‍‌ ‌​‌ ‍‌‌ ​​‌‍‌‌​ ‌‌‍ ‍‌‍‌‌‌ ‌ ‌ ​ ​‍‌‍‌ ​​‌‍​‌‌ ‌​‌‍‍​​ ‌‌‍‌​‌‍‌‌‌ ​ ‌‍​ ‌ ​‍‌‍‍‌‌ ​​‌ ‌​‌‍‍‌‌‍ ‌‍ ‍​‍‌‌​ ‌‌‌​​‍‌‌ ‌‍‍ ‌‍‌‌‌ ‍‌​‍‌‌​ ​ ‌​‌​​‍‌‌​ ​ ‌​‌​​‍‌‌​ ​‍​ ​‍​ ​‌​ ‌‌‌‍​‌​ ‍‌​ ‌ ‌‍‌​​ ‍​​ ​‌​ ‍​​ ‍​​ ​​‌‍‌‌​‍‌‌​ ​‍​ ​‍​‍‌‌​ ‌‌‌​‌​​‍ ‍‌‍​ ‌‍‍​‌‍‍‌‌‍ ​‌‍‌​‌ ​‍‌‍‌‌‌‍ ‍​‍‌‌​ ‌‌‌​​‍‌‌ ‌‍‍ ‌‍‌‌‌ ‍‌​‍‌‌​ ​ ‌​‌​​‍‌‌​ ​ ‌​‌​​‍‌‌​ ​‍​ ​‍‌‍‌​‌‍‌‌‌‍‌‍​ ​ ​ ‌‌‌‍‌‌​ ​ ‌‍‌‍​ ​‌​ ​‌​ ‌‌​ ‍​​‍‌‌​ ​‍​ ​‍​‍‌‌​ ‌‌‌​‌​​‍ ‍‌ ‌​‌‍‌‌‌ ‍​‌ ‌​​‍‌‍‌ ​​‌‍‌‌‌ ​‍‌ ​ ‌ ​​‌‍‌‌‌‍​ ‌ ‌​‌‍‍‌‌ ‌‍‌‍‌‌​ ‌‌ ​​‌ ‌‌‌‍​‍‌‍ ​‌‍‍‌‌ ​ ‌‍‍​‌‍‌‌‌‍‌​​‍​‍‌ ‌
Published in ​​​​‌ ‍ ​‍​‍‌‍ ‌ ​‍‌‍‍‌‌‍‌ ‌‍‍‌‌‍ ‍​‍​‍​ ‍‍​‍​‍‌ ​ ‌‍​‌‌‍ ‍‌‍‍‌‌ ‌​‌ ‍‌​‍ ‍‌‍‍‌‌‍ ​‍​‍​‍ ​​‍​‍‌‍‍​‌ ​‍‌‍‌‌‌‍‌‍​‍​‍​ ‍‍​‍​‍‌‍‍​‌ ‌​‌ ‌​‌ ​​​ ‍‍​‍ ​‍ ‌‍ ​‌‍ ‌‍​ ‌‍​‌‌‍ ​‌‍‍​‌‍ ‌ ​ ‌ ‌​​ ‍‍​ ​ ​ ​ ​ ​ ​ ​ ​‍ ‌‍‍‌‌‍ ‍‌ ‌​‌‍‌‌‌‍ ‍‌ ‌​​‍ ‌‍‌‌‌‍‌​‌‍‍‌‌ ‌​​‍ ‌‍ ‌‌‍ ‌‍‌​‌‍‌‌​ ‌‌ ​​‌ ​‍‌‍‌‌‌ ​ ‌‍‌‌‌‍ ‍‌ ‌​‌‍​‌‌ ‌​‌‍‍‌‌‍ ‌‍ ‍​ ‍ ‌‍‍‌‌‍‌​​ ‌​ ​​​ ​‍‌‍​ ​ ‌ ‌‍‌​​ ‌‍‌‍​ ​ ‍‌​‍ ‌​ ‌​‌‍‌‍​ ​​​ ‌‌​‍ ‌​ ‌​​ ​‌​ ‌‍​ ‌ ​‍ ‌‌‍​‍‌‍​‍​ ‌‌​ ‌‍​‍ ‌‌‍​‍​ ​‍​ ​‌‌‍‌‍‌‍​‌‌‍​ ​ ‌‍‌‍‌‍‌‍​‍​ ​‍​ ‌‍​ ​​​ ‍ ‌ ‌​‌ ‍‌‌ ​​‌‍‌‌​ ‌‌‍ ‍‌‍‌‌‌ ‌ ‌ ​ ​ ‍ ‌ ​​‌‍​‌‌ ‌​‌‍‍​​ ‌‌‍ ​‌‍ ‌‍​ ‌‍​‌‌ ‌​‌‍‍‌‌‍ ‌‍ ‍‌‌​‍‌‍‌‌‌‍‌‍‌‍‌‌‌ ​‍‌‍‌‌‌‍ ‍‌‍​ ‌‍‌‌​‍‌‌​ ‌‌‌​​‍‌‌ ‌‍‍ ‌‍‌‌‌ ‍‌​‍‌‌​ ​ ‌​‌​​‍‌‌​ ​ ‌​‌​​‍‌‌​ ​‍​ ​‍‌‍‌‌​ ​‌‌‍‌​‌‍‌​​ ‌ ​ ‍‌​ ‌‍​ ​‌‌‍‌​​ ​​‌‍​ ‌‍‌‌​‍‌‌​ ​‍​ ​‍​‍‌‌​ ‌‌‌​‌​​‍ ‍‌‍​ ‌‍‍​‌‍‍‌‌‍ ​‌‍‌​‌ ​‍‌‍‌‌‌‍ ‍​‍‌‌​ ‌‌‌​​‍‌‌ ‌‍‍ ‌‍‌‌‌ ‍‌​‍‌‌​ ​ ‌​‌​​‍‌‌​ ​ ‌​‌​​‍‌‌​ ​‍​ ​‍‌‍‌‍‌‍‌‍‌‍‌‍​ ‌​​ ‌​​ ​‍​ ‌‍‌‍​‍​ ‍‌​ ‌ ‌‍​ ​ ‍‌​‍‌‌​ ​‍​ ​‍​‍‌‌​ ‌‌‌​‌​​‍ ‍‌ ‌​‌‍‌‌‌ ‍​‌ ‌​​ ‌‍​‍‌‍​‌‌ ​ ‌‍‌‌‌‌‌‌‌ ​‍‌‍ ​​ ‌‌‍‍​‌ ‌​‌ ‌​‌ ​​​‍‌‌​ ​ ‌​​‌​‍‌‌​ ​‍‌​‌‍​‍‌‌​ ​‍‌​‌‍‌‍ ​‌‍ ‌‍​ ‌‍​‌‌‍ ​‌‍‍​‌‍ ‌ ​ ‌ ‌​​‍‌‌​ ​ ‌​​‌​ ​ ​ ​ ​ ​ ​ ​ ​‍‌‍‌‍‍‌‌‍‌​​ ‌​ ​​​ ​‍‌‍​ ​ ‌ ‌‍‌​​ ‌‍‌‍​ ​ ‍‌​‍ ‌​ ‌​‌‍‌‍​ ​​​ ‌‌​‍ ‌​ ‌​​ ​‌​ ‌‍​ ‌ ​‍ ‌‌‍​‍‌‍​‍​ ‌‌​ ‌‍​‍ ‌‌‍​‍​ ​‍​ ​‌‌‍‌‍‌‍​‌‌‍​ ​ ‌‍‌‍‌‍‌‍​‍​ ​‍​ ‌‍​ ​​​‍‌‍‌ ‌​‌ ‍‌‌ ​​‌‍‌‌​ ‌‌‍ ‍‌‍‌‌‌ ‌ ‌ ​ ​‍‌‍‌ ​​‌‍​‌‌ ‌​‌‍‍​​ ‌‌‍ ​‌‍ ‌‍​ ‌‍​‌‌ ‌​‌‍‍‌‌‍ ‌‍ ‍‌‌​‍‌‍‌‌‌‍‌‍‌‍‌‌‌ ​‍‌‍‌‌‌‍ ‍‌‍​ ‌‍‌‌​‍‌‌​ ‌‌‌​​‍‌‌ ‌‍‍ ‌‍‌‌‌ ‍‌​‍‌‌​ ​ ‌​‌​​‍‌‌​ ​ ‌​‌​​‍‌‌​ ​‍​ ​‍‌‍‌‌​ ​‌‌‍‌​‌‍‌​​ ‌ ​ ‍‌​ ‌‍​ ​‌‌‍‌​​ ​​‌‍​ ‌‍‌‌​‍‌‌​ ​‍​ ​‍​‍‌‌​ ‌‌‌​‌​​‍ ‍‌‍​ ‌‍‍​‌‍‍‌‌‍ ​‌‍‌​‌ ​‍‌‍‌‌‌‍ ‍​‍‌‌​ ‌‌‌​​‍‌‌ ‌‍‍ ‌‍‌‌‌ ‍‌​‍‌‌​ ​ ‌​‌​​‍‌‌​ ​ ‌​‌​​‍‌‌​ ​‍​ ​‍‌‍‌‍‌‍‌‍‌‍‌‍​ ‌​​ ‌​​ ​‍​ ‌‍‌‍​‍​ ‍‌​ ‌ ‌‍​ ​ ‍‌​‍‌‌​ ​‍​ ​‍​‍‌‌​ ‌‌‌​‌​​‍ ‍‌ ‌​‌‍‌‌‌ ‍​‌ ‌​​‍‌‍‌ ​​‌‍‌‌‌ ​‍‌ ​ ‌ ​​‌‍‌‌‌‍​ ‌ ‌​‌‍‍‌‌ ‌‍‌‍‌‌​ ‌‌ ​​‌ ‌‌‌‍​‍‌‍ ​‌‍‍‌‌ ​ ‌‍‍​‌‍‌‌‌‍‌​​‍​‍‌ ‌ The Guardian​​​​‌ ‍ ​‍​‍‌‍ ‌ ​‍‌‍‍‌‌‍‌ ‌‍‍‌‌‍ ‍​‍​‍​ ‍‍​‍​‍‌ ​ ‌‍​‌‌‍ ‍‌‍‍‌‌ ‌​‌ ‍‌​‍ ‍‌‍‍‌‌‍ ​‍​‍​‍ ​​‍​‍‌‍‍​‌ ​‍‌‍‌‌‌‍‌‍​‍​‍​ ‍‍​‍​‍‌‍‍​‌ ‌​‌ ‌​‌ ​​​ ‍‍​‍ ​‍ ‌‍ ​‌‍ ‌‍​ ‌‍​‌‌‍ ​‌‍‍​‌‍ ‌ ​ ‌ ‌​​ ‍‍​ ​ ​ ​ ​ ​ ​ ​ ​‍ ‌‍‍‌‌‍ ‍‌ ‌​‌‍‌‌‌‍ ‍‌ ‌​​‍ ‌‍‌‌‌‍‌​‌‍‍‌‌ ‌​​‍ ‌‍ ‌‌‍ ‌‍‌​‌‍‌‌​ ‌‌ ​​‌ ​‍‌‍‌‌‌ ​ ‌‍‌‌‌‍ ‍‌ ‌​‌‍​‌‌ ‌​‌‍‍‌‌‍ ‌‍ ‍​ ‍ ‌‍‍‌‌‍‌​​ ‌​ ​​​ ​‍‌‍​ ​ ‌ ‌‍‌​​ ‌‍‌‍​ ​ ‍‌​‍ ‌​ ‌​‌‍‌‍​ ​​​ ‌‌​‍ ‌​ ‌​​ ​‌​ ‌‍​ ‌ ​‍ ‌‌‍​‍‌‍​‍​ ‌‌​ ‌‍​‍ ‌‌‍​‍​ ​‍​ ​‌‌‍‌‍‌‍​‌‌‍​ ​ ‌‍‌‍‌‍‌‍​‍​ ​‍​ ‌‍​ ​​​ ‍ ‌ ‌​‌ ‍‌‌ ​​‌‍‌‌​ ‌‌‍ ‍‌‍‌‌‌ ‌ ‌ ​ ​ ‍ ‌ ​​‌‍​‌‌ ‌​‌‍‍​​ ‌‌‍ ​‌‍ ‌‍​ ‌‍​‌‌ ‌​‌‍‍‌‌‍ ‌‍ ‍‌‌​‍‌‍‌‌‌‍‌‍‌‍‌‌‌ ​‍‌‍‌‌‌‍ ‍‌‍​ ‌‍‌‌​‍‌‌​ ‌‌‌​​‍‌‌ ‌‍‍ ‌‍‌‌‌ ‍‌​‍‌‌​ ​ ‌​‌​​‍‌‌​ ​ ‌​‌​​‍‌‌​ ​‍​ ​‍‌‍‌‌​ ​‌‌‍‌​‌‍‌​​ ‌ ​ ‍‌​ ‌‍​ ​‌‌‍‌​​ ​​‌‍​ ‌‍‌‌​‍‌‌​ ​‍​ ​‍​‍‌‌​ ‌‌‌​‌​​‍ ‍‌‍​ ‌‍‍​‌‍‍‌‌‍ ​‌‍‌​‌ ​‍‌‍‌‌‌‍ ‍​‍‌‌​ ‌‌‌​​‍‌‌ ‌‍‍ ‌‍‌‌‌ ‍‌​‍‌‌​ ​ ‌​‌​​‍‌‌​ ​ ‌​‌​​‍‌‌​ ​‍​ ​‍​ ​‍‌‍​‌‌‍​ ​ ‌​​ ​ ​ ‍‌‌‍​‌‌‍‌‍​ ​ ​ ‌​‌‍​‌‌‍​‍​‍‌‌​ ​‍​ ​‍​‍‌‌​ ‌‌‌​‌​​‍ ‍‌ ‌​‌‍‌‌‌ ‍​‌ ‌​​ ‌‍​‍‌‍​‌‌ ​ ‌‍‌‌‌‌‌‌‌ ​‍‌‍ ​​ ‌‌‍‍​‌ ‌​‌ ‌​‌ ​​​‍‌‌​ ​ ‌​​‌​‍‌‌​ ​‍‌​‌‍​‍‌‌​ ​‍‌​‌‍‌‍ ​‌‍ ‌‍​ ‌‍​‌‌‍ ​‌‍‍​‌‍ ‌ ​ ‌ ‌​​‍‌‌​ ​ ‌​​‌​ ​ ​ ​ ​ ​ ​ ​ ​‍‌‍‌‍‍‌‌‍‌​​ ‌​ ​​​ ​‍‌‍​ ​ ‌ ‌‍‌​​ ‌‍‌‍​ ​ ‍‌​‍ ‌​ ‌​‌‍‌‍​ ​​​ ‌‌​‍ ‌​ ‌​​ ​‌​ ‌‍​ ‌ ​‍ ‌‌‍​‍‌‍​‍​ ‌‌​ ‌‍​‍ ‌‌‍​‍​ ​‍​ ​‌‌‍‌‍‌‍​‌‌‍​ ​ ‌‍‌‍‌‍‌‍​‍​ ​‍​ ‌‍​ ​​​‍‌‍‌ ‌​‌ ‍‌‌ ​​‌‍‌‌​ ‌‌‍ ‍‌‍‌‌‌ ‌ ‌ ​ ​‍‌‍‌ ​​‌‍​‌‌ ‌​‌‍‍​​ ‌‌‍ ​‌‍ ‌‍​ ‌‍​‌‌ ‌​‌‍‍‌‌‍ ‌‍ ‍‌‌​‍‌‍‌‌‌‍‌‍‌‍‌‌‌ ​‍‌‍‌‌‌‍ ‍‌‍​ ‌‍‌‌​‍‌‌​ ‌‌‌​​‍‌‌ ‌‍‍ ‌‍‌‌‌ ‍‌​‍‌‌​ ​ ‌​‌​​‍‌‌​ ​ ‌​‌​​‍‌‌​ ​‍​ ​‍‌‍‌‌​ ​‌‌‍‌​‌‍‌​​ ‌ ​ ‍‌​ ‌‍​ ​‌‌‍‌​​ ​​‌‍​ ‌‍‌‌​‍‌‌​ ​‍​ ​‍​‍‌‌​ ‌‌‌​‌​​‍ ‍‌‍​ ‌‍‍​‌‍‍‌‌‍ ​‌‍‌​‌ ​‍‌‍‌‌‌‍ ‍​‍‌‌​ ‌‌‌​​‍‌‌ ‌‍‍ ‌‍‌‌‌ ‍‌​‍‌‌​ ​ ‌​‌​​‍‌‌​ ​ ‌​‌​​‍‌‌​ ​‍​ ​‍​ ​‍‌‍​‌‌‍​ ​ ‌​​ ​ ​ ‍‌‌‍​‌‌‍‌‍​ ​ ​ ‌​‌‍​‌‌‍​‍​‍‌‌​ ​‍​ ​‍​‍‌‌​ ‌‌‌​‌​​‍ ‍‌ ‌​‌‍‌‌‌ ‍​‌ ‌​​‍‌‍‌ ​​‌‍‌‌‌ ​‍‌ ​ ‌ ​​‌‍‌‌‌‍​ ‌ ‌​‌‍‍‌‌ ‌‍‌‍‌‌​ ‌‌ ​​‌ ‌‌‌‍​‍‌‍ ​‌‍‍‌‌ ​ ‌‍‍​‌‍‌‌‌‍‌​​‍​‍‌ ‌ on 24 March, 2026.​​​​‌ ‍ ​‍​‍‌‍ ‌ ​‍‌‍‍‌‌‍‌ ‌‍‍‌‌‍ ‍​‍​‍​ ‍‍​‍​‍‌ ​ ‌‍​‌‌‍ ‍‌‍‍‌‌ ‌​‌ ‍‌​‍ ‍‌‍‍‌‌‍ ​‍​‍​‍ ​​‍​‍‌‍‍​‌ ​‍‌‍‌‌‌‍‌‍​‍​‍​ ‍‍​‍​‍‌‍‍​‌ ‌​‌ ‌​‌ ​​​ ‍‍​‍ ​‍ ‌‍ ​‌‍ ‌‍​ ‌‍​‌‌‍ ​‌‍‍​‌‍ ‌ ​ ‌ ‌​​ ‍‍​ ​ ​ ​ ​ ​ ​ ​ ​‍ ‌‍‍‌‌‍ ‍‌ ‌​‌‍‌‌‌‍ ‍‌ ‌​​‍ ‌‍‌‌‌‍‌​‌‍‍‌‌ ‌​​‍ ‌‍ ‌‌‍ ‌‍‌​‌‍‌‌​ ‌‌ ​​‌ ​‍‌‍‌‌‌ ​ ‌‍‌‌‌‍ ‍‌ ‌​‌‍​‌‌ ‌​‌‍‍‌‌‍ ‌‍ ‍​ ‍ ‌‍‍‌‌‍‌​​ ‌​ ​​​ ​‍‌‍​ ​ ‌ ‌‍‌​​ ‌‍‌‍​ ​ ‍‌​‍ ‌​ ‌​‌‍‌‍​ ​​​ ‌‌​‍ ‌​ ‌​​ ​‌​ ‌‍​ ‌ ​‍ ‌‌‍​‍‌‍​‍​ ‌‌​ ‌‍​‍ ‌‌‍​‍​ ​‍​ ​‌‌‍‌‍‌‍​‌‌‍​ ​ ‌‍‌‍‌‍‌‍​‍​ ​‍​ ‌‍​ ​​​ ‍ ‌ ‌​‌ ‍‌‌ ​​‌‍‌‌​ ‌‌‍ ‍‌‍‌‌‌ ‌ ‌ ​ ​ ‍ ‌ ​​‌‍​‌‌ ‌​‌‍‍​​ ‌‌‍ ​‌‍ ‌‍​ ‌‍​‌‌ ‌​‌‍‍‌‌‍ ‌‍ ‍‌‌​‍‌‍‌‌‌‍‌‍‌‍‌‌‌ ​‍‌‍‌‌‌‍ ‍‌‍​ ‌‍‌‌​‍‌‌​ ‌‌‌​​‍‌‌ ‌‍‍ ‌‍‌‌‌ ‍‌​‍‌‌​ ​ ‌​‌​​‍‌‌​ ​ ‌​‌​​‍‌‌​ ​‍​ ​‍‌‍‌‌​ ​‌‌‍‌​‌‍‌​​ ‌ ​ ‍‌​ ‌‍​ ​‌‌‍‌​​ ​​‌‍​ ‌‍‌‌​‍‌‌​ ​‍​ ​‍​‍‌‌​ ‌‌‌​‌​​‍ ‍‌‍​ ‌‍‍​‌‍‍‌‌‍ ​‌‍‌​‌ ​‍‌‍‌‌‌‍ ‍​‍‌‌​ ‌‌‌​​‍‌‌ ‌‍‍ ‌‍‌‌‌ ‍‌​‍‌‌​ ​ ‌​‌​​‍‌‌​ ​ ‌​‌​​‍‌‌​ ​‍​ ​‍​ ‍‌​ ‌​​ ‍‌​ ‌‍​ ​ ​ ‌‌​ ​ ‌‍​ ​ ‌‌‌‍‌‍​ ​‌​ ‍​​‍‌‌​ ​‍​ ​‍​‍‌‌​ ‌‌‌​‌​​‍ ‍‌ ‌​‌‍‌‌‌ ‍​‌ ‌​​ ‌‍​‍‌‍​‌‌ ​ ‌‍‌‌‌‌‌‌‌ ​‍‌‍ ​​ ‌‌‍‍​‌ ‌​‌ ‌​‌ ​​​‍‌‌​ ​ ‌​​‌​‍‌‌​ ​‍‌​‌‍​‍‌‌​ ​‍‌​‌‍‌‍ ​‌‍ ‌‍​ ‌‍​‌‌‍ ​‌‍‍​‌‍ ‌ ​ ‌ ‌​​‍‌‌​ ​ ‌​​‌​ ​ ​ ​ ​ ​ ​ ​ ​‍‌‍‌‍‍‌‌‍‌​​ ‌​ ​​​ ​‍‌‍​ ​ ‌ ‌‍‌​​ ‌‍‌‍​ ​ ‍‌​‍ ‌​ ‌​‌‍‌‍​ ​​​ ‌‌​‍ ‌​ ‌​​ ​‌​ ‌‍​ ‌ ​‍ ‌‌‍​‍‌‍​‍​ ‌‌​ ‌‍​‍ ‌‌‍​‍​ ​‍​ ​‌‌‍‌‍‌‍​‌‌‍​ ​ ‌‍‌‍‌‍‌‍​‍​ ​‍​ ‌‍​ ​​​‍‌‍‌ ‌​‌ ‍‌‌ ​​‌‍‌‌​ ‌‌‍ ‍‌‍‌‌‌ ‌ ‌ ​ ​‍‌‍‌ ​​‌‍​‌‌ ‌​‌‍‍​​ ‌‌‍ ​‌‍ ‌‍​ ‌‍​‌‌ ‌​‌‍‍‌‌‍ ‌‍ ‍‌‌​‍‌‍‌‌‌‍‌‍‌‍‌‌‌ ​‍‌‍‌‌‌‍ ‍‌‍​ ‌‍‌‌​‍‌‌​ ‌‌‌​​‍‌‌ ‌‍‍ ‌‍‌‌‌ ‍‌​‍‌‌​ ​ ‌​‌​​‍‌‌​ ​ ‌​‌​​‍‌‌​ ​‍​ ​‍‌‍‌‌​ ​‌‌‍‌​‌‍‌​​ ‌ ​ ‍‌​ ‌‍​ ​‌‌‍‌​​ ​​‌‍​ ‌‍‌‌​‍‌‌​ ​‍​ ​‍​‍‌‌​ ‌‌‌​‌​​‍ ‍‌‍​ ‌‍‍​‌‍‍‌‌‍ ​‌‍‌​‌ ​‍‌‍‌‌‌‍ ‍​‍‌‌​ ‌‌‌​​‍‌‌ ‌‍‍ ‌‍‌‌‌ ‍‌​‍‌‌​ ​ ‌​‌​​‍‌‌​ ​ ‌​‌​​‍‌‌​ ​‍​ ​‍​ ‍‌​ ‌​​ ‍‌​ ‌‍​ ​ ​ ‌‌​ ​ ‌‍​ ​ ‌‌‌‍‌‍​ ​‌​ ‍​​‍‌‌​ ​‍​ ​‍​‍‌‌​ ‌‌‌​‌​​‍ ‍‌ ‌​‌‍‌‌‌ ‍​‌ ‌​​‍‌‍‌ ​​‌‍‌‌‌ ​‍‌ ​ ‌ ​​‌‍‌‌‌‍​ ‌ ‌​‌‍‍‌‌ ‌‍‌‍‌‌​ ‌‌ ​​‌ ‌‌‌‍​‍‌‍ ​‌‍‍‌‌ ​ ‌‍‍​‌‍‌‌‌‍‌​​‍​‍‌ ‌